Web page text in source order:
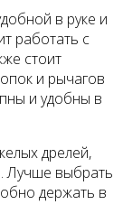
в руке и
работать с
стоит
и рычагов
и удобны в
дрелей,
Лучше выбрать
держать в